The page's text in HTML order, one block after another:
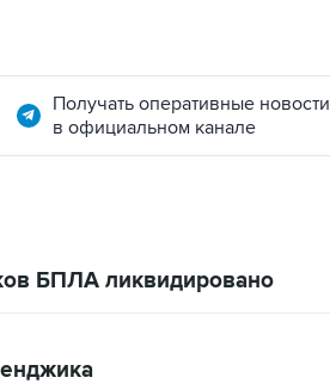
Получать оперативные новости
в официальном канале
БПЛА ликвидировано